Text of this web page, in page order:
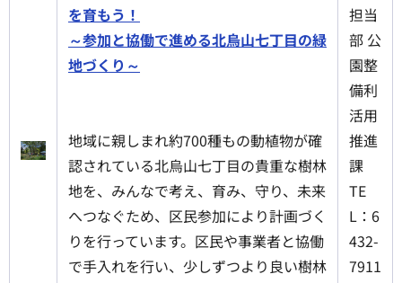
を育もう！
～参加と協働で進める北烏山七丁目の緑
地づくり～
地域に親しまれ約700種もの動植物が確
認されている北烏山七丁目の貴重な樹林
地を、みんなで考え、育み、守り、未来
へつなぐため、区民参加により計画づく
りを行っています。区民や事業者と協働
で手入れを行い、少しずつより良い樹林
担当
部 公
園整
備利
活用
推進
課
TE
L：6
432-
7911